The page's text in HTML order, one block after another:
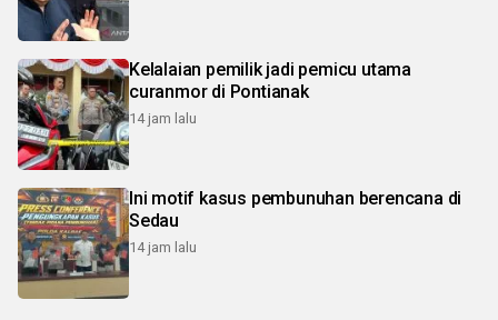
Kelalaian pemilik jadi pemicu utama
curanmor di Pontianak
14 jam lalu
Ini motif kasus pembunuhan berencana di
Sedau
14 jam lalu